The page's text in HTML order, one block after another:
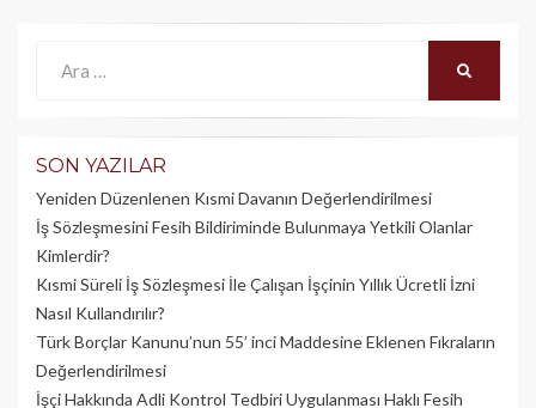
SON YAZILAR
Yeniden Düzenlenen Kısmi Davanın Değerlendirilmesi
İş Sözleşmesini Fesih Bildiriminde Bulunmaya Yetkili Olanlar
Kimlerdir?
Kısmi Süreli İş Sözleşmesi İle Çalışan İşçinin Yıllık Üc­retli İzni
Nasıl Kullandırılır?
Türk Borçlar Kanunu’nun 55’ inci Maddesine Eklenen Fıkraların
Değerlendirilmesi
İşçi Hakkında Adli Kontrol Tedbiri Uygulanması Haklı Fesih